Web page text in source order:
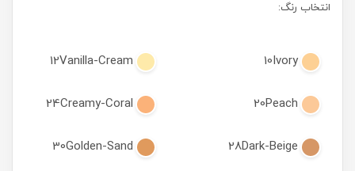
انتخاب رنگ:
10Ivory
12Vanilla-Cream
20Peach
24Creamy-Coral
28Dark-Beige
30Golden-Sand